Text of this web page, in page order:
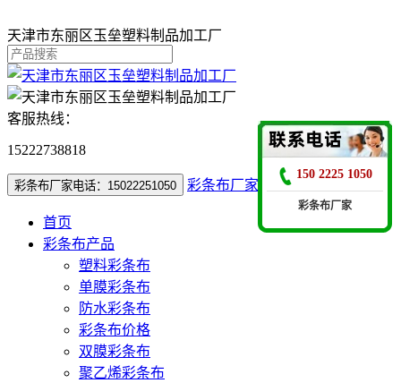
天津市东丽区玉垒塑料制品加工厂
客服热线：
15222738818
彩条布厂家电话：15022251050 彩条布厂家电话：15022251050
首页
彩条布产品
塑料彩条布
单膜彩条布
防水彩条布
彩条布价格
双膜彩条布
聚乙烯彩条布
150 2225 1050
彩条布厂家